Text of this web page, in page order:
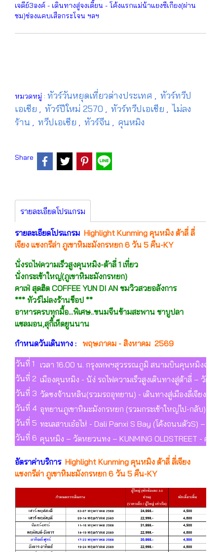
เจดีย์3องค์ - เดินทางสู่จงเตี้ยน - โค้งแรกแม่น้าแยงซีเกียง(ผ่าน
ชม)ช่องแคบเสือกระโจน ฯลฯ
หมวดหมู่ : ทัวร์วันหยุดเที่ยวต่างประเทศ , ทัวร์ทวีป
เอเชีย , ทัวร์ปีใหม่ 2570 , ทัวร์ทวีปเอเชีย , ไม่ลง
ร้าน , ทวีปเอเชีย , ทัวร์จีน , คุนหมิง
Share
รายละเอียดโปรแกรม
รายละเอียดโปรแกรม Highlight Kunming คุนหมิง ต้าลี่ ลี่
เจียง แชงกรีล่า ภูเขาหิมะมังกรหยก 6 วัน 5 คืน-KY
นั่งรถไฟความเร็วสูงคุนหมิง-ต้าลี่ 1 เที่ยว
นั่งกระเช้าใหญ่(ภูเขาหิมะมังกรหยก)
คาเฟ่ สุดฮิต COFFEE YUN DI AN ชมวิวสวยอลังการ
*** ทัวร์ไม่ลงร้านช็อป **
อาหารครบทุกมื้อ...พิเศษ..ขนมจีนข้ามสะพาน ชาบูปลา
แซลมอน,สุกี้เห็ดยูนนาน
กำหนดวันเดินทาง : พฤษภาคม - สิงหาคม 2569
วันที่ 1
เวลา 16.00 น. กรุงเทพฯสุวรรณภูมิ สนามบินคุนหมิงฉาง
วันที่ 2 เมืองคุนหมิง - นัง่ รถไฟความเร็วสูงเดินทางสู่ต้าลี่ – วัดเ
วันที่ 3 วัดซงจ้านหลิน(รวมรถอุทยาน) - เดินทางสู่เมืองลี่เจียง –
วันที่ 4 อุทยานภูเขาหิมะมังกรหยก (รวมกระเช้าใหญ่ไป-กลับ)– หุ
วันที่ 5 ทะเลสาบเอ๋อไห่ - Dali Panxi S Bay (โค้งถนนตัวS) –
วันที่ 6 คุนหมิง – วัดหยวนทง – KUNMING OLDSTREET - คุ
อัตราค่าบริการ Highlight Kunming คุนหมิง ต้าลี่ ลี่เจียง
แชงกรีล่า ภูเขาหิมะมังกรหยก 6 วัน 5 คืน-KY